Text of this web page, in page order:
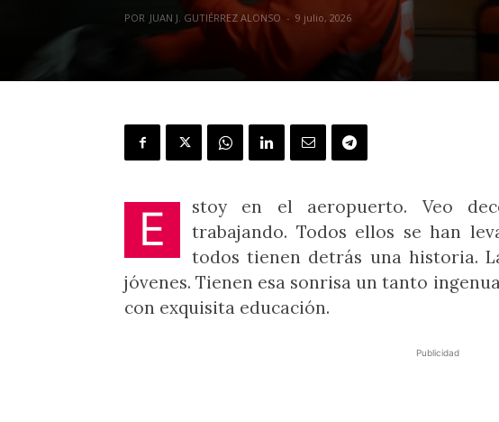
POR JUAN J. GUTIÉRREZ ALONSO - 9 julio, 2026
E
stoy en el aeropuerto. Veo
trabajando. Todos ellos se han
todos tienen detrás una historia.
jóvenes. Tienen esa sonrisa un tanto
con exquisita educación.
Publicidad